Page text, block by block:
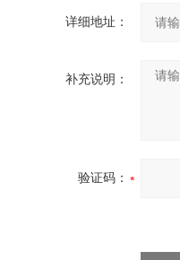
详细地址：
补充说明：
验证码：